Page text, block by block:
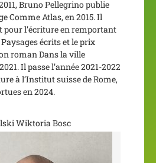
Bruno Pellegrino publie
Comme Atlas, en 2015. Il
l’écriture en remportant
écrits et le prix
romanDans la ville
Il passe l’année 2021-2022
à l’Institut suisse de Rome,
en 2024.
Wiktoria Bosc